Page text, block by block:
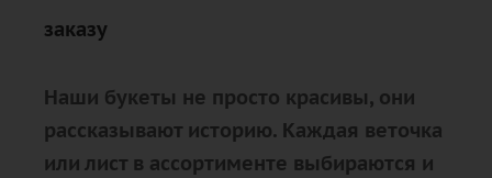
заказу
Наши букеты не просто красивы, они
рассказывают историю. Каждая веточка
или лист в ассортименте выбираются и